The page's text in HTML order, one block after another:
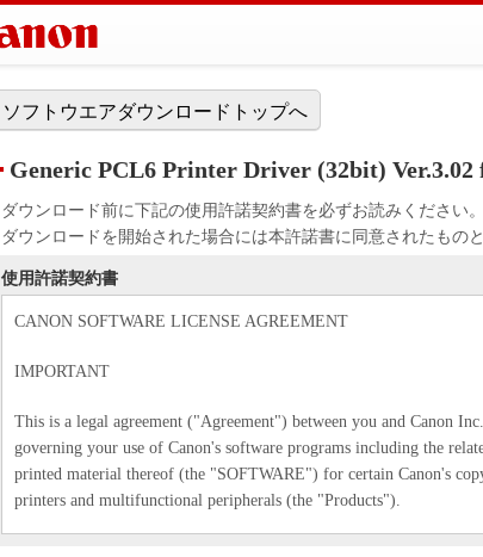
ソフトウエアダウンロードトップへ
Generic PCL6 Printer Driver (32bit)
ダウンロード前に下記の使用許諾契約書を必ずお読みください。
ダウンロードを開始された場合には本許諾書に同意されたもの
使用許諾契約書
CANON SOFTWARE LICENSE AGREEMENT
IMPORTANT
This is a legal agreement ("Agreement") between you and Canon
governing your use of Canon's software programs including the
printed material thereof (the "SOFTWARE") for certain Canon's
printers and multifunctional peripherals (the "Products").